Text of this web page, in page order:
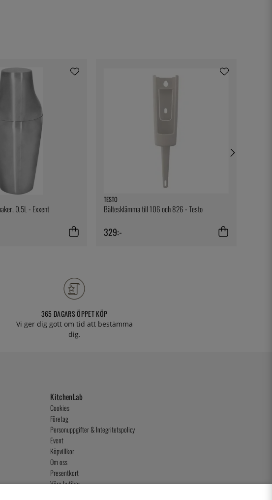
0,5L - Exxent
TESTO
Bältesklämma till 106 och 826 - Testo
329:-
365 DAGARS ÖPPET KÖP
Vi ger dig gott om tid att bestämma
dig.
KitchenLab
Cookies
Företag
Personuppgifter & Integritetspolicy
Event
Köpvillkor
Om oss
Presentkort
Våra butiker